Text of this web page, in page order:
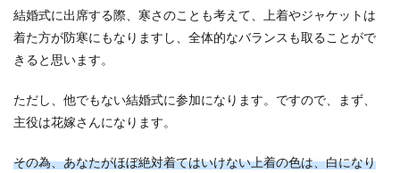
シングルマザーの再婚に失敗しない相
手選び！幸せな再婚をしよう
ている人もいる...
結婚式に出席する際、寒さのことも考えて、上着やジャケットは
着た方が防寒にもなりますし、全体的なバランスも取ることがで
きると思います。
ただし、他でもない結婚式に参加になります。ですので、まず、
主役は花嫁さんになります。
その為、あなたがほぼ絶対着てはいけない上着の色は、白になり